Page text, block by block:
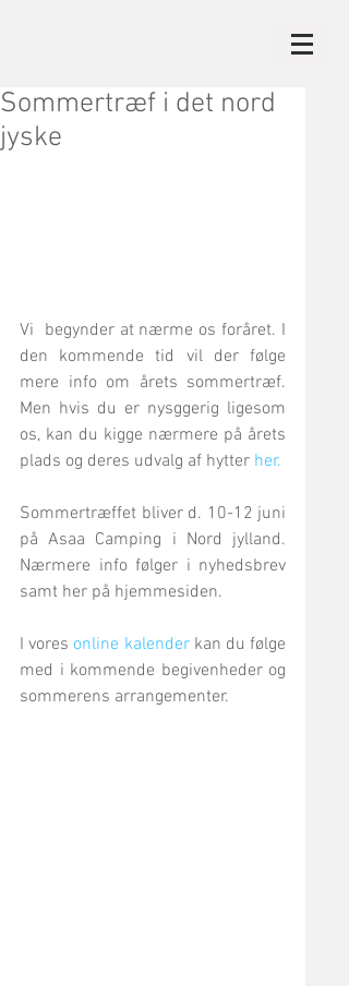
Sommertræf i det nord
jyske
Vi  begynder at nærme os foråret. I
den kommende tid vil der følge
mere info om årets sommertræf.
Men hvis du er nysggerig ligesom
os, kan du kigge nærmere på årets
plads og deres udvalg af hytter her.
Sommertræffet bliver d. 10-12 juni
på Asaa Camping i Nord jylland.
Nærmere info følger i nyhedsbrev
samt her på hjemmesiden.
I vores online kalender kan du følge
med i kommende begivenheder og
sommerens arrangementer.